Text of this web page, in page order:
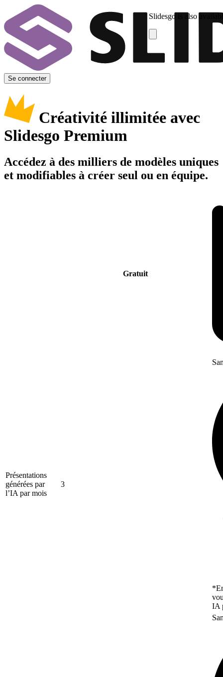
Slidesgo is also
Se connecter
Créativité illimitée avec
Slidesgo Premium
Accédez à des milliers de modèles uniques
et modifiables à créer seul ou en équipe.
Gratuit
Présentations
générées par
l’IA par mois
3
IA